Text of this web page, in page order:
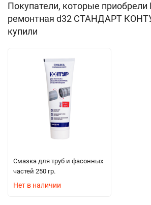
Покупатели, которые
ремонтная d32 СТАНДАРТ
купили
Смазка для труб и фасонных
частей 250 гр.
Нет в наличии